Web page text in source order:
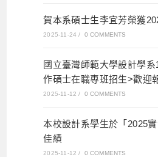
賀本系碩士生李宜芳榮獲
2025-11-24 / 0 COMMENTS
國立臺灣師範大學設計學系
作碩士在職專班招生>歡迎
2025-11-12 / 0 COMMENTS
本校設計系學生於「2025
佳績
2025-11-12 / 0 COMMENTS